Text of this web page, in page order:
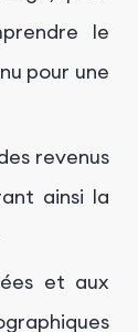
le
pour une
revenus
ainsi la
et aux